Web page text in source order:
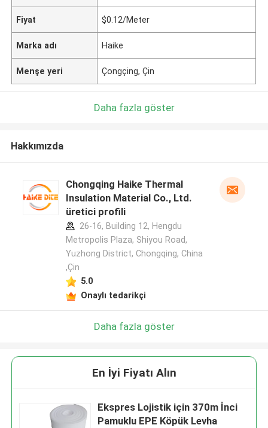
Fiyat $0.12/Meter
Marka adı Haike
Menşe yeri Çongçing, Çin
Daha fazla göster
Hakkımızda
Chongqing Haike Thermal
Insulation Material Co., Ltd.
üretici profili
26-16, Building 12, Hengdu
Metropolis Plaza, Shiyou Road,
Yuzhong District, Chongqing, China
,Çin
5.0
Onaylı tedarikçi
Daha fazla göster
En İyi Fiyatı Alın
Ekspres Lojistik için 370m İnci
Pamuklu EPE Köpük Levha